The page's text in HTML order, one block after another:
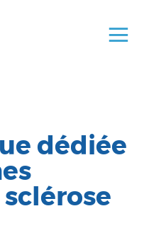
dédiée